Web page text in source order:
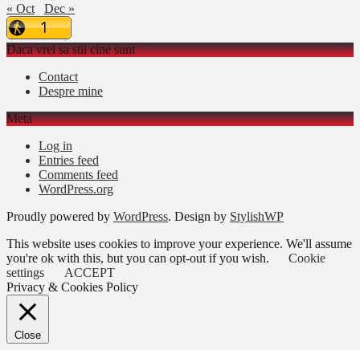
« Oct
Dec »
Daca vrei sa stii cine sunt
Contact
Despre mine
Meta
Log in
Entries feed
Comments feed
WordPress.org
Proudly powered by WordPress. Design by StylishWP
This website uses cookies to improve your experience. We'll assume
you're ok with this, but you can opt-out if you wish.
Cookie
settings
ACCEPT
Privacy & Cookies Policy
Close